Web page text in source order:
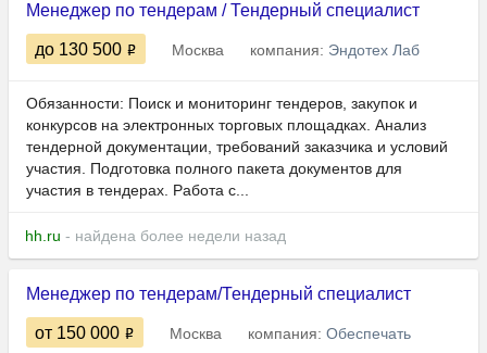
Менеджер по тендерам / Тендерный специалист
до 130 500 Москва компания: Эндотех Лаб
Обязанности: Поиск и мониторинг тендеров, закупок и
конкурсов на электронных торговых площадках. Анализ
тендерной документации, требований заказчика и условий
участия. Подготовка полного пакета документов для
участия в тендерах. Работа с...
hh.ru - найдена более недели назад
Менеджер по тендерам/Тендерный специалист
от 150 000 Москва компания: Обеспечать